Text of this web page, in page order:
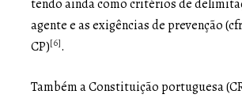
tendo ainda como critérios de
agente e as exigências de prevenção
CP)[6].
Também a Constituição portuguesa